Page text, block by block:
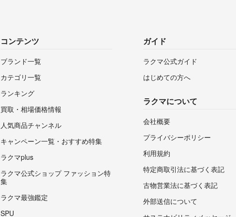
コンテンツ
ブランド一覧
カテゴリ一覧
ランキング
買取・相場価格情報
人気商品チャンネル
キャンペーン一覧・おすすめ特集
ラクマplus
ラクマ公式ショップ ファッション特
集
ラクマ最強鑑定
SPU
ガイド
ラクマ公式ガイド
はじめての方へ
ラクマについて
会社概要
プライバシーポリシー
利用規約
特定商取引法に基づく表記
古物営業法に基づく表記
外部送信について